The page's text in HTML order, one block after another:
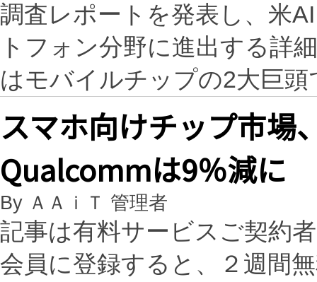
調査レポートを発表し、米
トフォン分野に進出する詳
はモバイルチップの2大巨
スマホ向けチップ市場
Qualcommは9％減に
By ＡＡｉＴ 管理者
記事は有料サービスご契約
会員に登録すると、２週間